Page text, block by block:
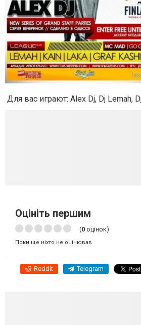
Для вас играют: Alex Dj, Dj Lemah,
Оцініть першим
(0 оцінок)
Поки ще ніхто не оцінював
Reddit Telegram